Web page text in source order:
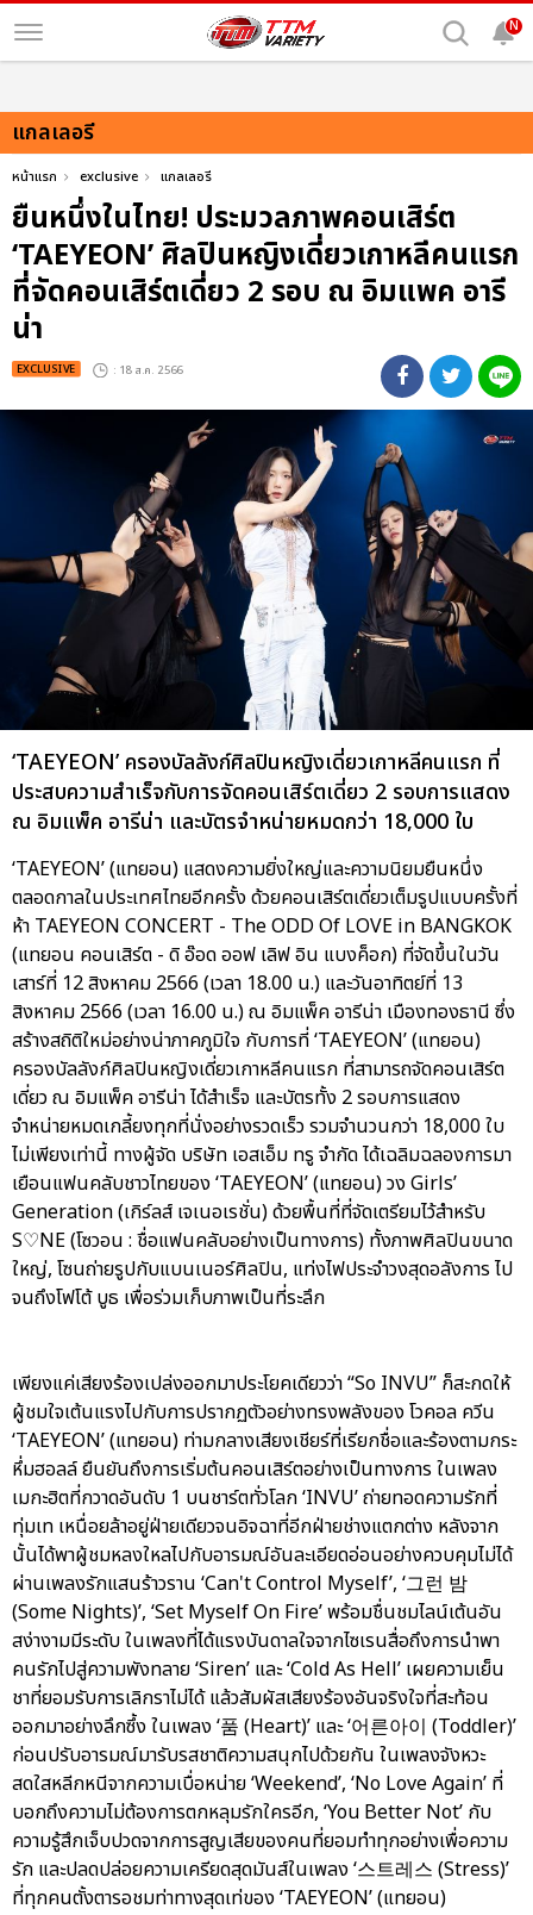
N
แกลเลอรี
หน้าแรก exclusive แกลเลอรี
ยืนหนึ่งในไทย! ประมวลภาพคอนเสิร์ต
‘TAEYEON’ ศิลปินหญิงเดี่ยวเกาหลีคนแรก
ที่จัดคอนเสิร์ตเดี่ยว 2 รอบ ณ อิมแพค อารี
น่า
EXCLUSIVE : 18 ส.ค. 2566
‘TAEYEON’ ครองบัลลังก์ศิลปินหญิงเดี่ยวเกาหลีคนแรก ที่
ประสบความสำเร็จกับการจัดคอนเสิร์ตเดี่ยว 2 รอบการแสดง
ณ อิมแพ็ค อารีน่า และบัตรจำหน่ายหมดกว่า 18,000 ใบ
‘TAEYEON’ (แทยอน) แสดงความยิ่งใหญ่และความนิยมยืนหนึ่ง
ตลอดกาลในประเทศไทยอีกครั้ง ด้วยคอนเสิร์ตเดี่ยวเต็มรูปแบบครั้งที่
ห้า TAEYEON CONCERT - The ODD Of LOVE in BANGKOK
(แทยอน คอนเสิร์ต - ดิ อ๊อด ออฟ เลิฟ อิน แบงค็อก) ที่จัดขึ้นในวัน
เสาร์ที่ 12 สิงหาคม 2566 (เวลา 18.00 น.) และวันอาทิตย์ที่ 13
สิงหาคม 2566 (เวลา 16.00 น.) ณ อิมแพ็ค อารีน่า เมืองทองธานี ซึ่ง
สร้างสถิติใหม่อย่างน่าภาคภูมิใจ กับการที่ ‘TAEYEON’ (แทยอน)
ครองบัลลังก์ศิลปินหญิงเดี่ยวเกาหลีคนแรก ที่สามารถจัดคอนเสิร์ต
เดี่ยว ณ อิมแพ็ค อารีน่า ได้สำเร็จ และบัตรทั้ง 2 รอบการแสดง
จำหน่ายหมดเกลี้ยงทุกที่นั่งอย่างรวดเร็ว รวมจำนวนกว่า 18,000 ใบ
ไม่เพียงเท่านี้ ทางผู้จัด บริษัท เอสเอ็ม ทรู จำกัด ได้เฉลิมฉลองการมา
เยือนแฟนคลับชาวไทยของ ‘TAEYEON’ (แทยอน) วง Girls’
Generation (เกิร์ลส์ เจเนอเรชั่น) ด้วยพื้นที่ที่จัดเตรียมไว้สำหรับ
S♡NE (โซวอน : ชื่อแฟนคลับอย่างเป็นทางการ) ทั้งภาพศิลปินขนาด
ใหญ่, โซนถ่ายรูปกับแบนเนอร์ศิลปิน, แท่งไฟประจำวงสุดอลังการ ไป
จนถึงโฟโต้ บูธ เพื่อร่วมเก็บภาพเป็นที่ระลึก
เพียงแค่เสียงร้องเปล่งออกมาประโยคเดียวว่า “So INVU” ก็สะกดให้
ผู้ชมใจเต้นแรงไปกับการปรากฏตัวอย่างทรงพลังของ โวคอล ควีน
‘TAEYEON’ (แทยอน) ท่ามกลางเสียงเชียร์ที่เรียกชื่อและร้องตามกระ
หึ่มฮอลล์ ยืนยันถึงการเริ่มต้นคอนเสิร์ตอย่างเป็นทางการ ในเพลง
เมกะฮิตที่กวาดอันดับ 1 บนชาร์ตทั่วโลก ‘INVU’ ถ่ายทอดความรักที่
ทุ่มเท เหนื่อยล้าอยู่ฝ่ายเดียวจนอิจฉาที่อีกฝ่ายช่างแตกต่าง หลังจาก
นั้นได้พาผู้ชมหลงใหลไปกับอารมณ์อันละเอียดอ่อนอย่างควบคุมไม่ได้
ผ่านเพลงรักแสนร้าวราน ‘Can't Control Myself’, ‘그런 밤
(Some Nights)’, ‘Set Myself On Fire’ พร้อมชื่นชมไลน์เต้นอัน
สง่างามมีระดับ ในเพลงที่ได้แรงบันดาลใจจากไซเรนสื่อถึงการนำพา
คนรักไปสู่ความพังทลาย ‘Siren’ และ ‘Cold As Hell’ เผยความเย็น
ชาที่ยอมรับการเลิกราไม่ได้ แล้วสัมผัสเสียงร้องอันจริงใจที่สะท้อน
ออกมาอย่างลึกซึ้ง ในเพลง ‘품 (Heart)’ และ ‘어른아이 (Toddler)’
ก่อนปรับอารมณ์มารับรสชาติความสนุกไปด้วยกัน ในเพลงจังหวะ
สดใสหลีกหนีจากความเบื่อหน่าย ‘Weekend’, ‘No Love Again’ ที่
บอกถึงความไม่ต้องการตกหลุมรักใครอีก, ‘You Better Not’ กับ
ความรู้สึกเจ็บปวดจากการสูญเสียของคนที่ยอมทำทุกอย่างเพื่อความ
รัก และปลดปล่อยความเครียดสุดมันส์ในเพลง ‘스트레스 (Stress)’
ที่ทุกคนตั้งตารอชมท่าทางสุดเท่ของ ‘TAEYEON’ (แทยอน)